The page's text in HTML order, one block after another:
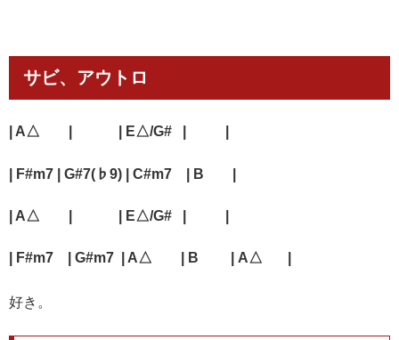
サビ、アウトロ
| A△ | | E△/G# | |
| F#m7 | G#7(♭9) | C#m7 | B |
| A△ | | E△/G# |
| F#m7 | G#m7 A△ | B | A△ |
好き。